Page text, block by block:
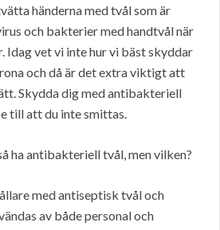
händerna med tvål som är
och bakterier med handtvål när
Idag vet vi inte hur vi bäst skyddar
och då är det extra viktigt att
Skydda dig med antibakteriell
till att du inte smittas.
ha antibakteriell tvål, men vilken?
med antiseptisk tvål och
av både personal och